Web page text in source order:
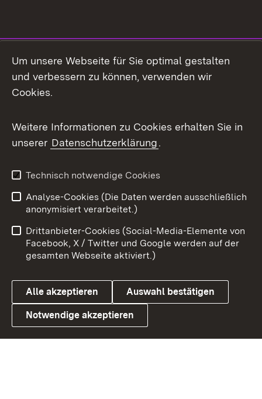
Facebook
X / Twitter
Youtube
Link zum Landesportal
Impressum
Kontakt
Barrierefreiheit
Datenschutz
Cookies
Um unsere Webseite für Sie optimal gestalten
und verbessern zu können, verwenden wir
Cookies.
Weitere Informationen zu Cookies erhalten Sie in
unserer Datenschutzerklärung.
Technisch notwendige Cookies
Analyse-Cookies (Die Daten werden ausschließlich
anonymisiert verarbeitet.)
Drittanbieter-Cookies (Social-Media-Elemente von
Facebook, X / Twitter und Google werden auf der
gesamten Webseite aktiviert.)
Alle akzeptieren Auswahl bestätigen
Notwendige akzeptieren